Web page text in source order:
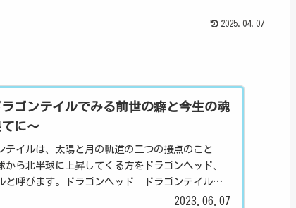
2025.04.07
ラゴンテイルでみる前世の癖と今生の魂
に～
テイルは、太陽と月の軌道の二つの接点のこと
ら北半球に上昇してくる方をドラゴンヘッド、
と呼びます。ドラゴンヘッド ドラゴンテイル
2023.06.07